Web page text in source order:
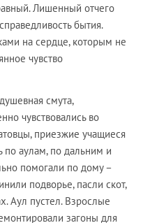
Лишенный отчего
бытия.
на сердце, которым не
чувство
смута,
чувствовались во
приезжие учащиеся
по аулам, по дальним и
помогали по дому –
подворье, пасли скот,
Аул пустел. Взрослые
загоны для